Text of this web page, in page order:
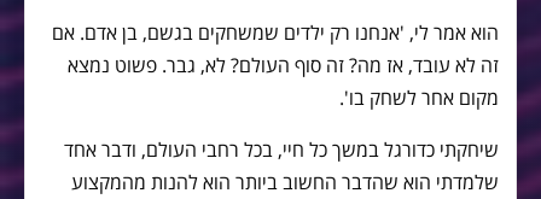
הוא אמר לי, 'אנחנו רק ילדים שמשחקים בגשם, בן אדם. אם
זה לא עובד, אז מה? זה סוף העולם? לא, גבר. פשוט נמצא
מקום אחר לשחק בו'.
שיחקתי כדורגל במשך כל חיי, בכל רחבי העולם, ודבר אחד
שלמדתי הוא שהדבר החשוב ביותר הוא להנות מהמקצוע